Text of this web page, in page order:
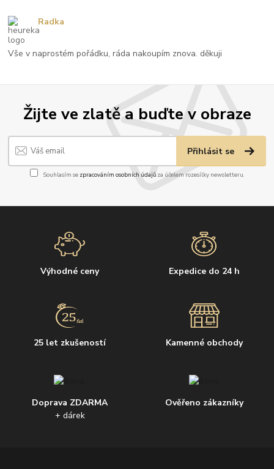
Žijte ve zlatě a buďte v obraze
Přihlásit se
Souhlasím se zpracováním osobních údajůza účelem rozesílky newsletteru.
Výhodné ceny Expedice do 24 h
25 let zkušeností Kamenné obchody
Doprava ZDARMA
+ dárek
Ověřeno zákazníky
Vše v naprostém pořádku, ráda nakoupím znova. děkuji
Radka